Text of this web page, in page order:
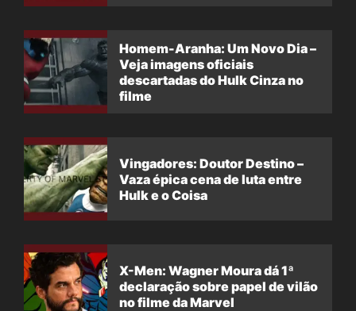
Homem-Aranha: Um Novo Dia –
Veja imagens oficiais
descartadas do Hulk Cinza no
filme
Vingadores: Doutor Destino –
Vaza épica cena de luta entre
Hulk e o Coisa
X-Men: Wagner Moura dá 1ª
declaração sobre papel de vilão
no filme da Marvel